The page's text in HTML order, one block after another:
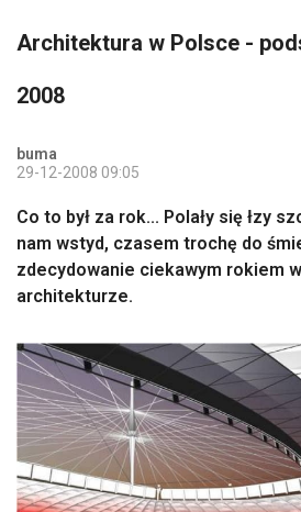
Architektura w Polsce -
2008
buma
29-12-2008 09:05
Co to był za rok... Polały się łzy
nam wstyd, czasem trochę do
zdecydowanie ciekawym rokiem
architekturze.